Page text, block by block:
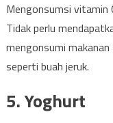
Mengonsumsi vitamin
Tidak perlu
mengonsumi
seperti buah jeruk.
5. Yoghurt